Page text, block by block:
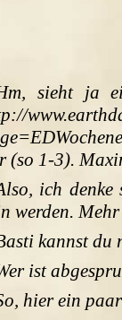
sieht ja
(so 1-3).
ich denke
werden.
kannst du
ist
hier ein